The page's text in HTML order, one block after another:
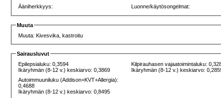
Ääniherkkyys:
Luonne/käytösongelmat:
Muuta
Muuta: Kivesvika, kastroitu
Sairausluvut
Epilepsialuku: 0,3594
Ikäryhmän (8-12 v.) keskiarvo: 0,3869
Kilpirauhasen vajaatoimintaluku:
Ikäryhmän (8-12 v.) keskiarvo:
Autoimmuuniluku (Addison+KVT+Allergia):
0,4688
Ikäryhmän (8-12 v.) keskiarvo: 0,8495